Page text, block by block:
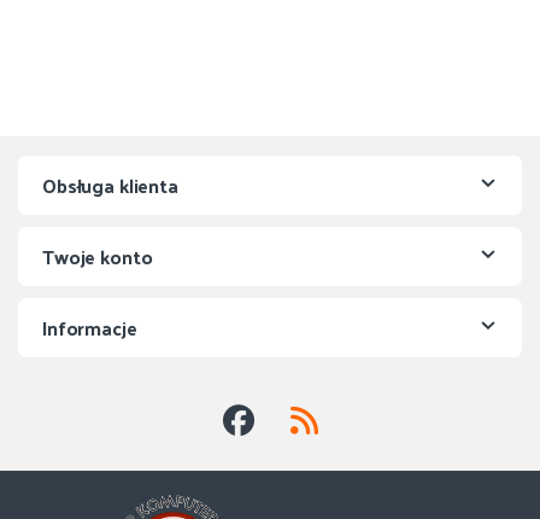
Obsługa klienta
Twoje konto
Informacje